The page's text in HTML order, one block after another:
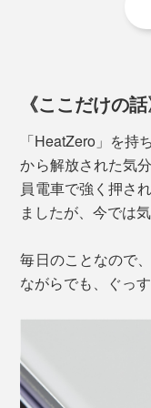
充電サイクル寿
は、なんと約2000
本品「HeatZero」
ル試験を実施。充
電源ボタンを押さ
電開始。効率よく
また、有線+ワイ
《ここだけの
「HeatZero」を持
から解放された気
員電車で強く押さ
ましたが、今では
毎日のことなので
ながらでも、ぐっ